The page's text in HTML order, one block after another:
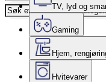
TV, lyd og
Gaming
Hjem,
Hvitevarer